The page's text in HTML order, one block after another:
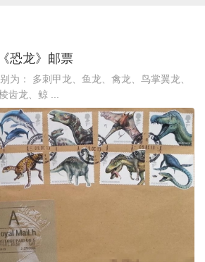
恐龙》邮票
为： 多刺甲龙、鱼龙、禽龙、鸟掌翼龙、
齿龙、鲸 ...